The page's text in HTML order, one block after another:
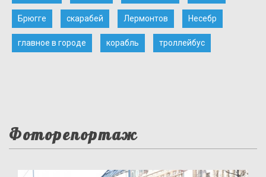
Брюгге скарабей Лермонтов Несебр
главное в городе корабль троллейбус
Фоторепортаж